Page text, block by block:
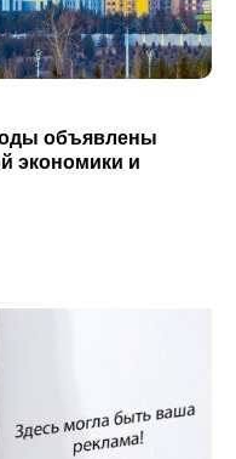
объявлены
экономики и